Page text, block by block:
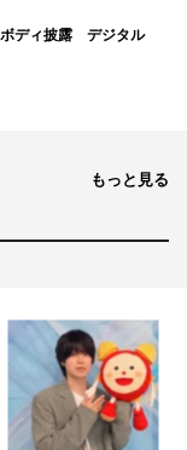
ボディ披露 デジタル
もっと見る